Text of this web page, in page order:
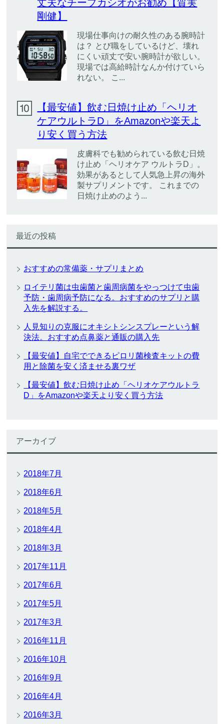
丈夫なチープカシオがお勧め【質実
剛健】
現場仕事向けの耐久性のある腕時計
は？ とび職をしているけど、壊れ
にくい頑丈で安い腕時計が欲しい。
現場では高給時計なんか付けていら
れない。 こ...
【最安値】飲む日焼け止め「ヘリオ
ケアウルトラD」をAmazonや楽天よ
り安く買う方法
皮膚科でも勧められている飲む日焼
け止め「ヘリオケア ウルトラD」。
効果があるとして人気急上昇の海外
製サプリメントです。 これまでの
日焼け止めのよう...
最近の投稿
おすすめの常備薬・サプリまとめ
ロイテリ菌は虫歯菌と歯周病菌をやっつけて虫歯
予防・歯周病予防になる。おすすめのサプリと購
入先を解説する。
人見知りの克服にオキシトシンスプレーという解
決法。おすすめ点鼻薬と通販の購入先
【最安値】自宅でできるピロリ菌検査キットの費
用と除菌を安く済ませる裏ワザ
【最安値】飲む日焼け止め「ヘリオケアウルトラ
D」をAmazonや楽天より安く買う方法
アーカイブ
2018年7月
2018年6月
2018年5月
2018年4月
2018年3月
2017年11月
2017年6月
2017年5月
2017年3月
2016年11月
2016年10月
2016年9月
2016年4月
2016年3月